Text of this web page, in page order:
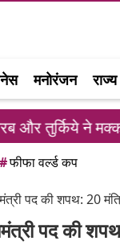
मनोरंजन राज्य
मक्का संयुक्त
#फीफा वर्ल्ड कप
पद की शपथ: 20
पद की